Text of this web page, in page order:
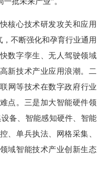
核心技术研发攻关和应用
不断强化和孕育行业通用
数字孪生、无人驾驶领域
新技术产业应用浪潮。二
网等技术在数字政府行业
点。三是加大智能硬件领
备、智能感知硬件、智能
、单兵执法、网格采集、
域智能技术产业创新生态